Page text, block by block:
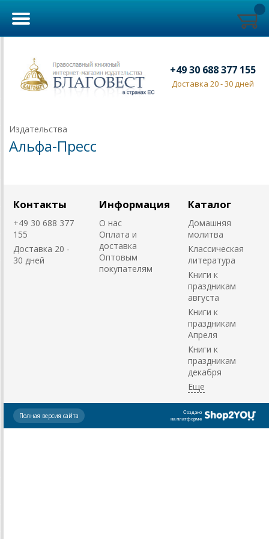
+49 30 688 377 155
Доставка 20 - 30 дней
Издательства
Альфа-Пресс
Контакты
+49 30 688 377
155
Доставка 20 -
30 дней
Информация
О нас
Оплата и
доставка
Оптовым
покупателям
Каталог
Домашняя
молитва
Классическая
литература
Книги к
праздникам
августа
Книги к
праздникам
Апреля
Книги к
праздникам
декабря
Создано
на платформе
Полная версия сайта